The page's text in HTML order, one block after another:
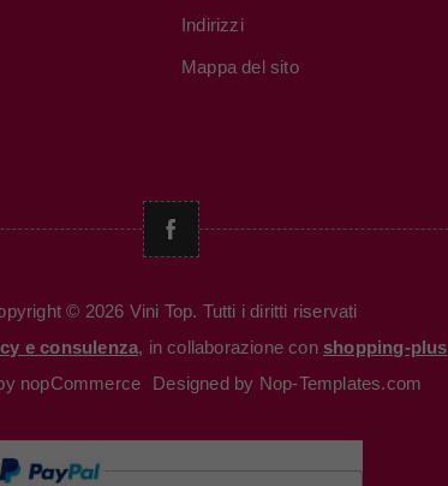
Indirizzi
Mappa del sito
© 2026 Vini Top. Tutti i diritti riservati
e consulenza, in collaborazione con shopping-plus
nopCommerce Designed by Nop-Templates.com